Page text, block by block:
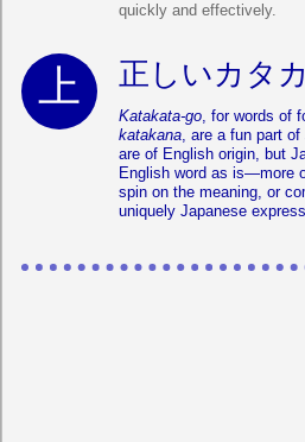
quickly and effectively.
正しいカタ
Katakata-go, for words of
katakana, are a fun part
are of English origin, but
English word as is—more
spin on the meaning, or
uniquely Japanese